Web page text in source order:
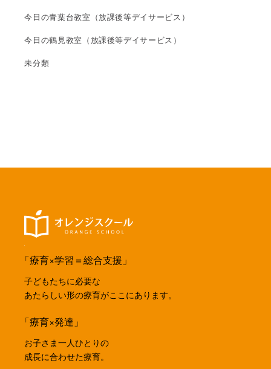
今日の青葉台教室（放課後等デイサービス）
今日の鶴見教室（放課後等デイサービス）
未分類
「療育×学習＝総合支援」
子どもたちに必要な
あたらしい形の療育がここにあります。
「療育×発達」
お子さま一人ひとりの
成長に合わせた療育。